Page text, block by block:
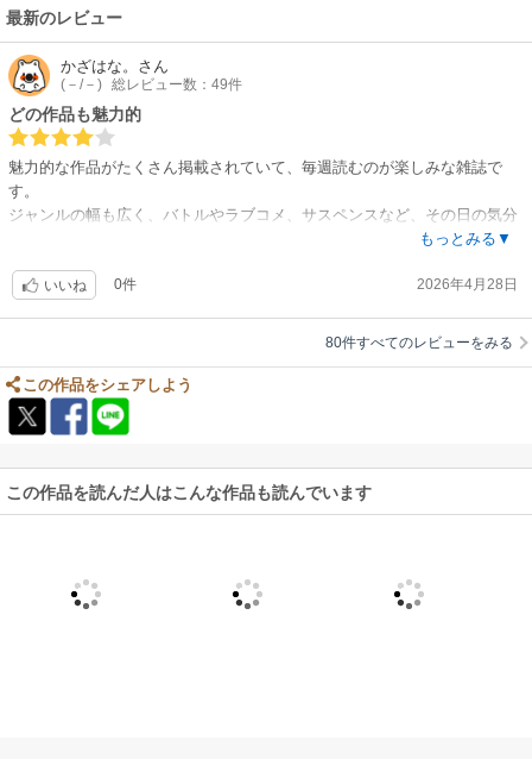
最新のレビュー
かざはな。 さん
(－/－) 総レビュー数：49件
どの作品も魅力的
魅力的な作品がたくさん掲載されていて、毎週読むのが楽しみな雑誌で
す。
ジャンルの幅も広く、バトルやラブコメ、サスペンスなど、その日の気分
ばかりです。
もっとみる▼
いいね 0件 2026年4月28日
80件すべてのレビューをみる
この作品をシェアしよう
この作品を読んだ人はこんな作品も読んでいます